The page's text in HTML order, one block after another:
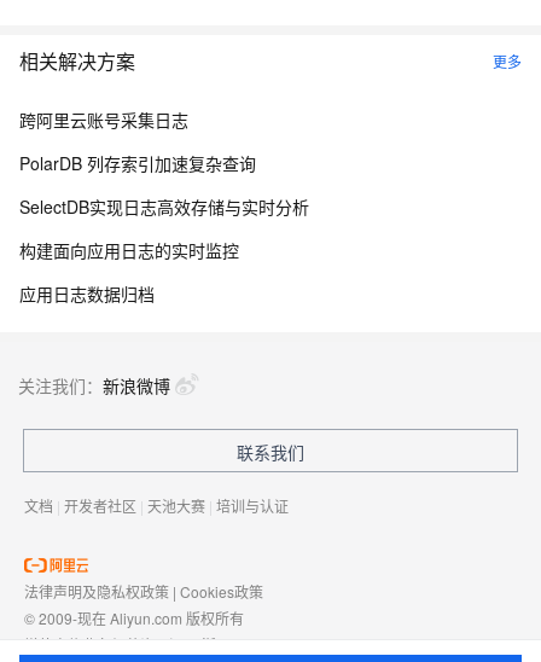
相关解决方案 更多
跨阿里云账号采集日志
PolarDB 列存索引加速复杂查询
SelectDB实现日志高效存储与实时分析
构建面向应用日志的实时监控
应用日志数据归档
关注我们： 新浪微博
联系我们
文档 | 开发者社区 | 天池大赛 | 培训与认证
法律声明及隐私权政策 | Cookies政策
© 2009-现在 Aliyun.com 版权所有
增值电信业务经营许可证： 浙B2-20080101